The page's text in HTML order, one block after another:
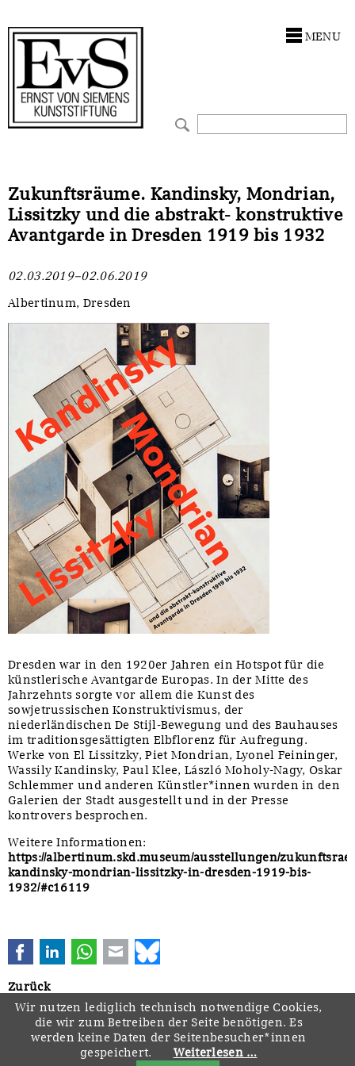
MENU
Zukunftsräume. Kandinsky, Mondrian,
Lissitzky und die abstrakt- konstruktive
Avantgarde in Dresden 1919 bis 1932
02.03.2019–02.06.2019
Albertinum, Dresden
Dresden war in den 1920er Jahren ein Hotspot für die
künstlerische Avantgarde Europas. In der Mitte des
Jahrzehnts sorgte vor allem die Kunst des
sowjetrussischen Konstruktivismus, der
niederländischen De Stijl-Bewegung und des Bauhauses
im traditionsgesättigten Elbflorenz für Aufregung.
Werke von El Lissitzky, Piet Mondrian, Lyonel Feininger,
Wassily Kandinsky, Paul Klee, László Moholy-Nagy, Oskar
Schlemmer und anderen Künstler*innen wurden in den
Galerien der Stadt ausgestellt und in der Presse
kontrovers besprochen.
Weitere Informationen:
https://albertinum.skd.museum/ausstellungen/
kandinsky-mondrian-lissitzky-in-dresden-1919-bis-
1932/#c16119
FacebookLinkedInWhatsApp
E-mail
Zurück
Navigation
Startseite Downloads Kontakt Impressum
Wir nutzen lediglich technisch notwendige Cookies,
die wir zum Betreiben der Seite benötigen. Es
werden keine Daten der Seitenbesucher*innen
gespeichert.
Weiterlesen …
Förderphilosophie
Gremien
Presse und Neuigkeiten
Ankauf
Restaurierungen
Werkverzeichnisse
Zwischenfinanzierung